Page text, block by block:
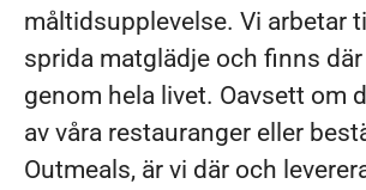
måltidsupplevelse. Vi arbetar
sprida matglädje och finns
genom hela livet. Oavsett om
av våra restauranger eller
Outmeals, är vi där och